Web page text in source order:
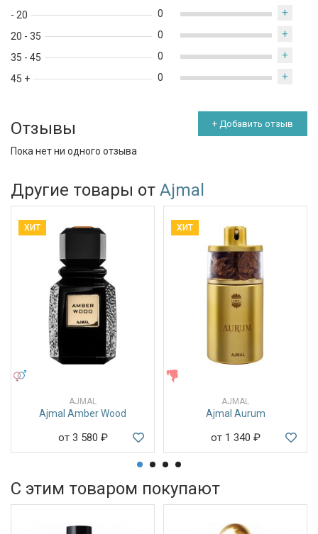
- 20
20 - 35
35 - 45
45 +
0 +
0 +
0 +
0 +
Отзывы + Добавить отзыв
Пока нет ни одного отзыва
Другие товары от Ajmal
ХИТ
AJMAL
Ajmal Amber Wood
от 3 580 ₽
ХИТ
AJMAL
Ajmal Aurum
от 1 340 ₽
С этим товаром покупают